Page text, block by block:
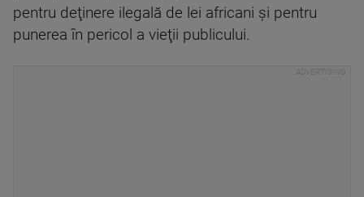
pentru deţinere ilegală de lei africani şi pentru
punerea în pericol a vieţii publicului.